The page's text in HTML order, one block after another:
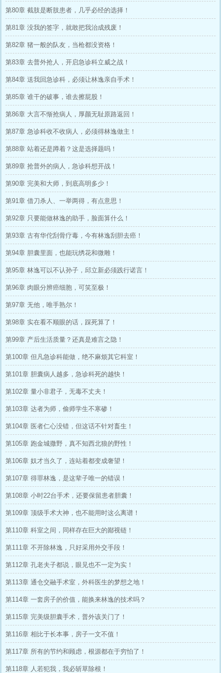
第80章 截肢是断肢患者，几乎必经的选择！
第81章 没我的签字，就敢把我治成残废！
第82章 猪一般的队友，当枪都没资格！
第83章 去普外抢人，开启急诊科立威之战！
第84章 送我回急诊科，必须让林逸亲自手术！
第85章 谁干的破事，谁去擦屁股！
第86章 大言不惭抢病人，厚颜无耻原路返回！
第87章 急诊科收不收病人，必须得林逸做主！
第88章 站着还是蹲着？这是选择题吗！
第89章 抢普外的病人，急诊科想开战！
第90章 完美和大师，到底高明多少！
第91章 借刀杀人、一举两得，有点意思！
第92章 只要能做林逸的助手，脸面算什么！
第93章 古有华佗刮骨疗毒，今有林逸刮胆去癌！
第94章 胆囊里面，也能玩绣花和微雕！
第95章 林逸可以不认孙子，邱立新必须践行诺言！
第96章 肉眼分辨癌细胞，可笑至极！
第97章 无他，唯手熟尔！
第98章 实在看不顺眼的话，踩死算了！
第99章 产后生活质量？还真是难言之隐！
第100章 但凡急诊科能做，绝不麻烦其它科室！
第101章 胆囊病人越多，急诊科死的越快！
第102章 量小非君子，无毒不丈夫！
第103章 达者为师，偷师学生不寒碜！
第104章 医者仁心没错，但这话不针对畜生！
第105章 跑金城撒野，真不知西北狼的野性！
第106章 奴才当久了，连站着都变成奢望！
第107章 得罪林逸，是这辈子唯一的错误！
第108章 小时22台手术，还要保留患者胆囊！
第109章 顶级手术大神，也不能用时这么离谱！
第110章 科室之间，同样存在巨大的鄙视链！
第111章 不开除林逸，只好采用外交手段！
第112章 孔老夫子都说，眼见也不一定为实！
第113章 通仓交融手术室，外科医生的梦想之地！
第114章 一套房子的价值，能换来林逸的技术吗？
第115章 完美级胆囊手术，普外该关门了！
第116章 相比于长本事，房子一文不值！
第117章 所有的节约和顾虑，根源都在于穷怕了！
第118章 人若犯我，我必斩草除根！